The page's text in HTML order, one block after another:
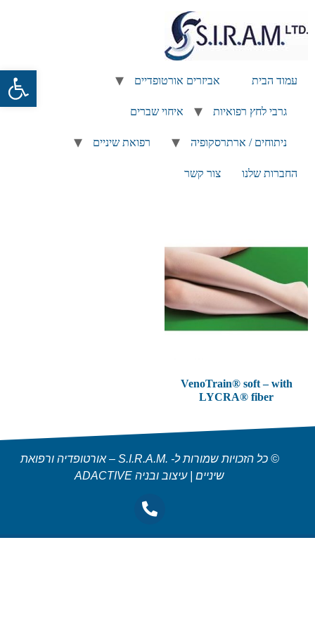
עמוד הבית אביזרים אורטופדיים
גרבי לחץ רפואיות איחוי שברים
ניתוחים / ארתרסקופיה רפואת שיניים
החברות שלנו צור קשר
VenoTrain® soft – with
LYCRA® fiber
© כל הזכויות שמורות ל- .S.I.R.A.M – אורטופדיה ורפואת
שיניים | עיצוב ובניה ADACTIVE